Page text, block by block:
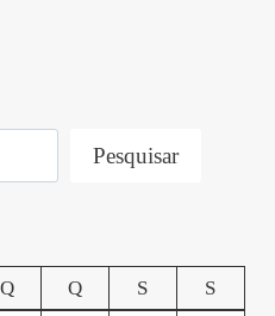
Pesquisar
Q Q S S